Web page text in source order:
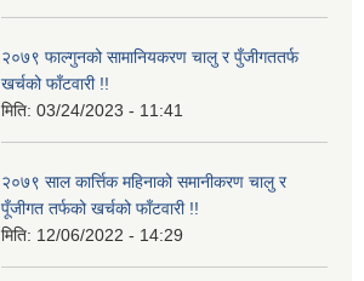
२०७९ फाल्गुनको सामानियकरण चालु र पुँजीगततर्फ
खर्चको फाँटवारी !!
मिति: 03/24/2023 - 11:41
२०७९ साल कार्त्तिक महिनाको समानीकरण चालु र
पूँजीगत तर्फको खर्चको फाँटवारी !!
मिति: 12/06/2022 - 14:29